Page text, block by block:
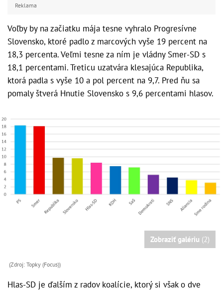
Reklama
Voľby by na začiatku mája tesne vyhralo Progresívne
Slovensko, ktoré padlo z marcových vyše 19 percent na
18,3 percenta. Veľmi tesne za ním je vládny Smer-SD s
18,1 percentami. Treticu uzatvára klesajúca Republika,
ktorá padla s vyše 10 a pol percent na 9,7. Pred ňu sa
pomaly štverá Hnutie Slovensko s 9,6 percentami hlasov.
Zobraziť galériu (2)
(Zdroj: Topky (Focus))
Hlas-SD je ďalším z radov koalície, ktorý si však o dve